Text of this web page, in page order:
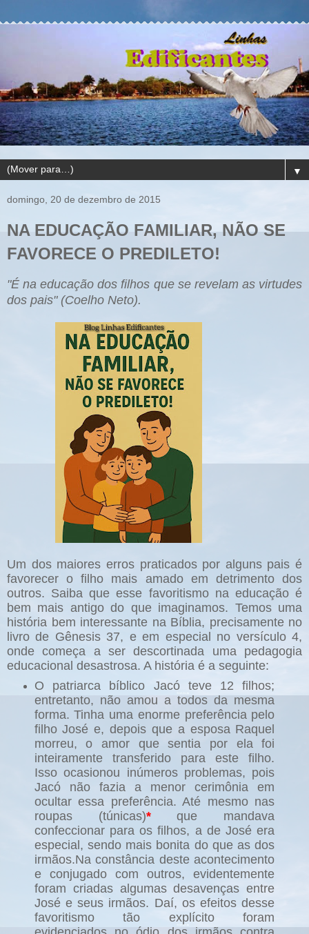
▼
domingo, 20 de dezembro de 2015
NA EDUCAÇÃO FAMILIAR, NÃO SE
FAVORECE O PREDILETO!
"É na educação dos filhos que se revelam as virtudes
dos pais" (Coelho Neto).
Um dos maiores erros praticados por alguns pais é
favorecer o filho mais amado em detrimento dos
outros. Saiba que esse favoritismo na educação é
bem mais antigo do que imaginamos. Temos uma
história bem interessante na Bíblia, precisamente no
livro de Gênesis 37, e em especial no versículo 4,
onde começa a ser descortinada uma pedagogia
educacional desastrosa. A história é a seguinte:
O patriarca bíblico Jacó teve 12 filhos;
entretanto, não amou a todos da mesma
forma. Tinha uma enorme preferência pelo
filho José e, depois que a esposa Raquel
morreu, o amor que sentia por ela foi
inteiramente transferido para este filho.
Isso ocasionou inúmeros problemas, pois
Jacó não fazia a menor cerimônia em
ocultar essa preferência. Até mesmo nas
roupas (túnicas)*que mandava
confeccionar para os filhos, a de José era
especial, sendo mais bonita do que as dos
irmãos.Na constância deste acontecimento
e conjugado com outros, evidentemente
foram criadas algumas desavenças entre
José e seus irmãos. Daí, os efeitos desse
favoritismo tão explícito foram